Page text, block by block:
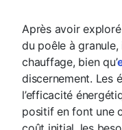
Après avoir
du poêle à
chauffage, bien qu’
discernement. Les
l’efficacité
positif en font une